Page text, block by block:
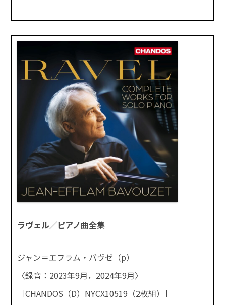
ラヴェル／ピアノ曲全集
ジャン＝エフラム・バヴゼ（p）
〈録音：2023年9月，2024年9月〉
［CHANDOS（D）NYCX10519（2枚組）］